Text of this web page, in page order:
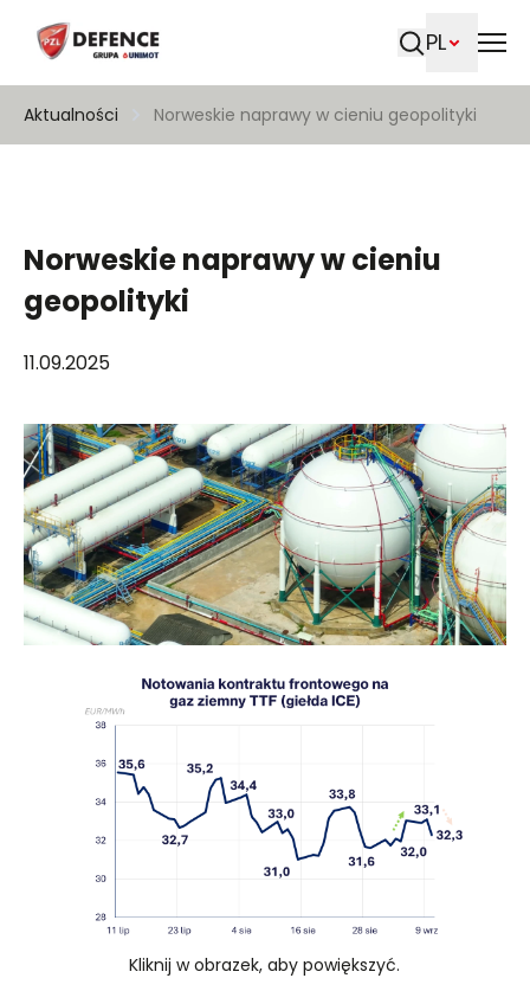
PL
Aktualności Norweskie naprawy w cieniu geopolityki
Norweskie naprawy w cieniu
geopolityki
11.09.2025
Kliknij w obrazek, aby powiększyć.